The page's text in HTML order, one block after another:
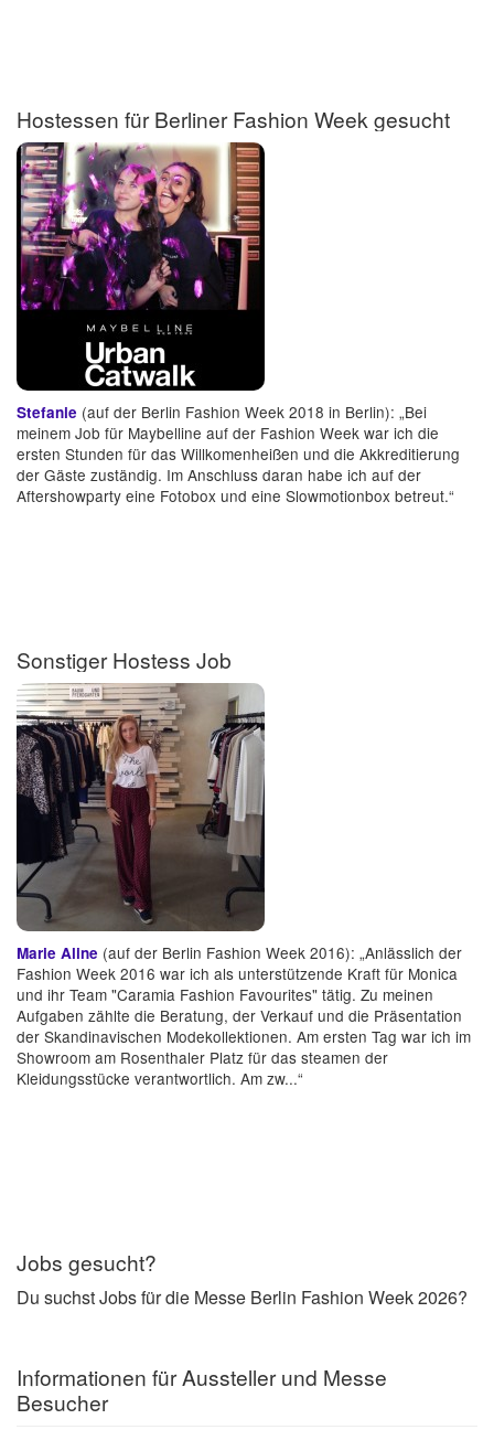
Hostessen für Berliner Fashion Week gesucht
Stefanie (auf der Berlin Fashion Week 2018 in Berlin): „Bei
meinem Job für Maybelline auf der Fashion Week war ich die
ersten Stunden für das Willkomenheißen und die Akkreditierung
der Gäste zuständig. Im Anschluss daran habe ich auf der
Aftershowparty eine Fotobox und eine Slowmotionbox betreut.“
Sonstiger Hostess Job
Marie Aline (auf der Berlin Fashion Week 2016): „Anlässlich der
Fashion Week 2016 war ich als unterstützende Kraft für Monica
und ihr Team "Caramia Fashion Favourites" tätig. Zu meinen
Aufgaben zählte die Beratung, der Verkauf und die Präsentation
der Skandinavischen Modekollektionen. Am ersten Tag war ich im
Showroom am Rosenthaler Platz für das steamen der
Kleidungsstücke verantwortlich. Am zw...“
Jobs gesucht?
Du suchst Jobs für die Messe Berlin Fashion Week 2026?
Informationen für Aussteller und Messe
Besucher